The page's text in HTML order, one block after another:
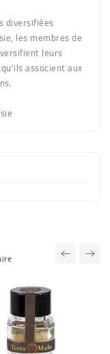
diversifiées
les membres de
leurs
associent aux